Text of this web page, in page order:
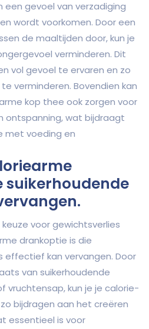
een gevoel van verzadiging
wordt voorkomen. Door een
de maaltijden door, kun je
verminderen. Dit
vol gevoel te ervaren en zo
verminderen. Bovendien kan
kop thee ook zorgen voor
ontspanning, wat bijdraagt
met voeding en
suikerhoudende
voor gewichtsverlies
drankoptie is die
effectief kan vervangen. Door
van suikerhoudende
vruchtensap, kun je je calorie-
bijdragen aan het creëren
essentieel is voor